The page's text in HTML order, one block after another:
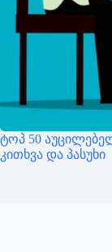
ტოპ 50
კითხვა და პასუხი